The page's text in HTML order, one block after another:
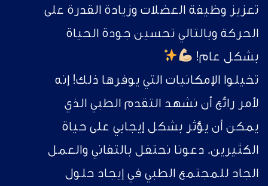
تعزيز وظيفة العضلات وزيادة القدرة على
الحركة وبالتالي تحسين جودة الحياة
بشكل عام!
تخيلوا الإمكانيات التي يوفرها ذلك! إنه
لأمر رائع أن نشهد التقدم الطبي الذي
يمكن أن يؤثر بشكل إيجابي على حياة
الكثيرين. دعونا نحتفل بالتفاني والعمل
الجاد للمجتمع الطبي في إيجاد حلول